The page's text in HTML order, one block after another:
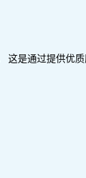
是通过提供优